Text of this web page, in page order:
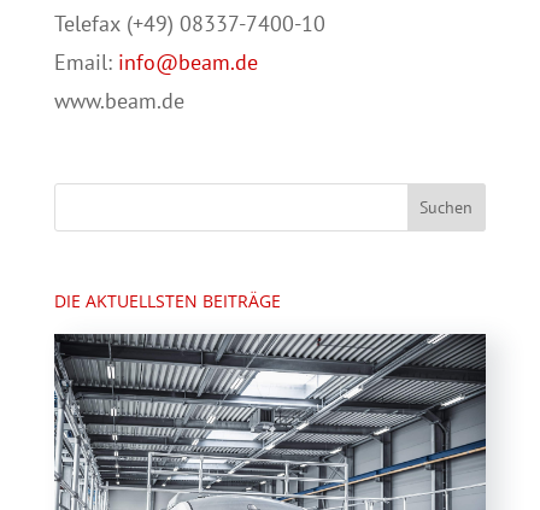
Telefax (+49) 08337-7400-10
Email: info@beam.de
www.beam.de
DIE AKTUELLSTEN BEITRÄGE